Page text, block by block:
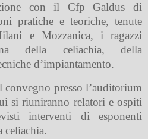
con il Cfp Galdus di
pratiche e teoriche, tenute
e Mozzanica, i ragazzi
della celiachia, della
d’impiantamento.
presso l’auditorium
si riuniranno relatori e ospiti
interventi di esponenti
celiachia.